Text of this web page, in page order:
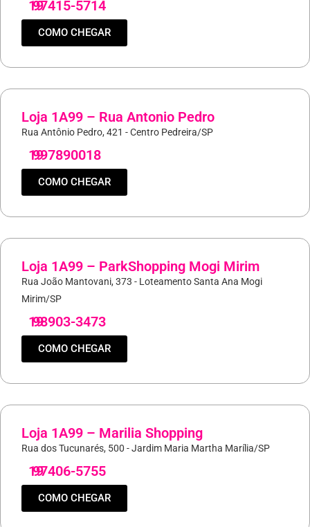
19
97415-5714
COMO CHEGAR
Loja 1A99 – Rua Antonio Pedro
Rua Antônio Pedro, 421 - Centro Pedreira/SP
19
997890018
COMO CHEGAR
Loja 1A99 – ParkShopping Mogi Mirim
Rua João Mantovani, 373 - Loteamento Santa Ana Mogi
Mirim/SP
19
98903-3473
COMO CHEGAR
Loja 1A99 – Marilia Shopping
Rua dos Tucunarés, 500 - Jardim Maria Martha Marília/SP
19
97406-5755
COMO CHEGAR